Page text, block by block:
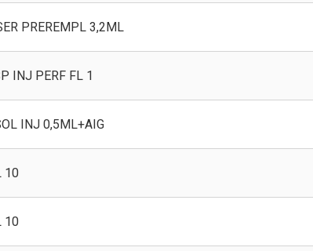
PREREMPL 3,2ML
INJ PERF FL 1
INJ 0,5ML+AIG
10
10